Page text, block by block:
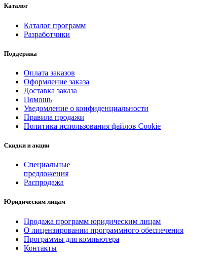
Каталог
Каталог программ
Разработчики
Поддержка
Оплата заказов
Оформление заказа
Доставка заказа
Помощь
Уведомление о конфиденциальности
Правила продажи
Политика использования файлов Cookie
Скидки и акции
Специальные
предложения
Распродажа
Юридическим лицам
Продажа программ юридическим лицам
О лицензировании программного обеспечения
Программы для компьютера
Контакты